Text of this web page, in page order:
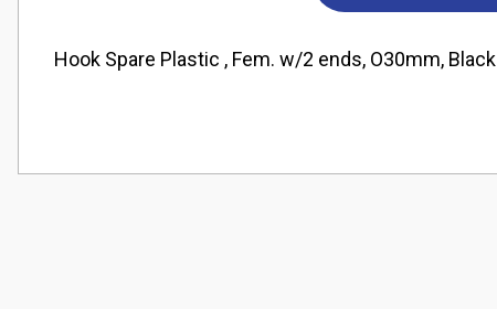
Hook Spare Plastic , Fem. w/2 ends, O30mm, Black
Görüş ve önerileriniz için teşekkür ederiz.